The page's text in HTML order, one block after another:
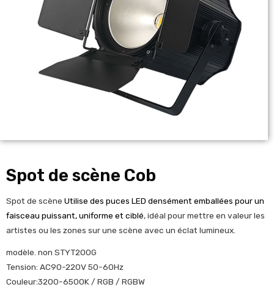
Spot de scène Cob
Spot de scène Utilise des puces LED densément emballées pour un
faisceau puissant, uniforme et ciblé, idéal pour mettre en valeur les
artistes ou les zones sur une scène avec un éclat lumineux.
modèle. non STYT200G
Tension: AC90-220V 50-60Hz
Couleur:3200-6500K / RGB / RGBW